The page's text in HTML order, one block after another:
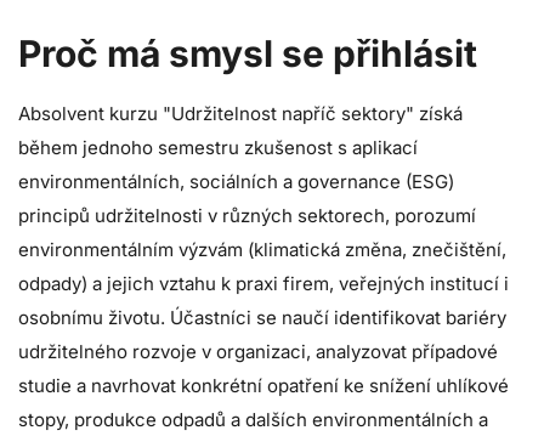
Proč má smysl se přihlásit
Absolvent kurzu "Udržitelnost napříč sektory" získá
během jednoho semestru zkušenost s aplikací
environmentálních, sociálních a governance (ESG)
principů udržitelnosti v různých sektorech, porozumí
environmentálním výzvám (klimatická změna, znečištění,
odpady) a jejich vztahu k praxi firem, veřejných institucí i
osobnímu životu. Účastníci se naučí identifikovat bariéry
udržitelného rozvoje v organizaci, analyzovat případové
studie a navrhovat konkrétní opatření ke snížení uhlíkové
stopy, produkce odpadů a dalších environmentálních a